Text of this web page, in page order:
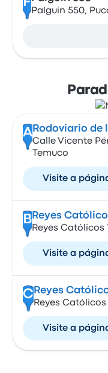
F
Palguin 550,
A Rodoviario de
Calle Vicente
Temuco
Visite a
B Reyes
Reyes Católicos
Visite a
CReyes
Reyes Católicos
Visite a